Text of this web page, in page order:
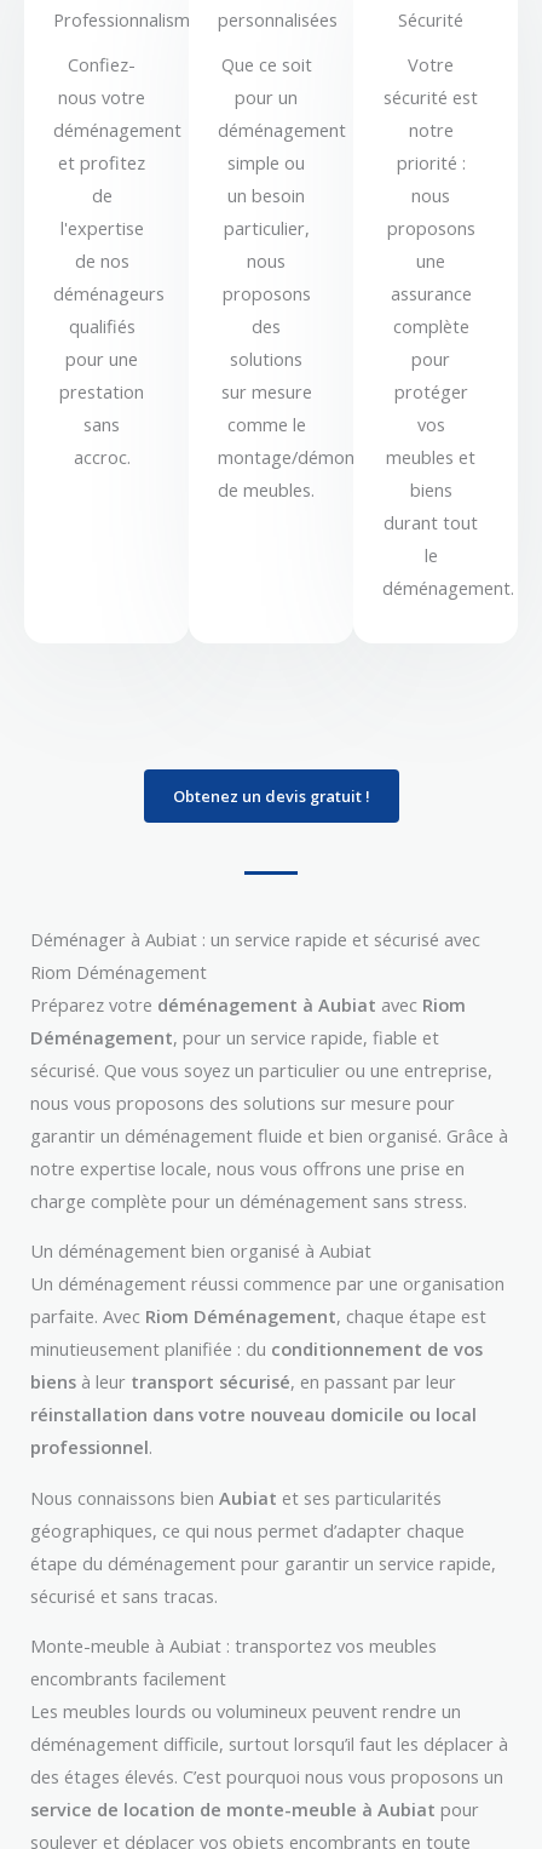
Professionnalisme
Confiez-
nous votre
déménagement
et profitez
de
l'expertise
de nos
déménageurs
qualifiés
pour une
prestation
sans
accroc.
personnalisées
Que ce soit
pour un
déménagement
simple ou
un besoin
particulier,
nous
proposons
des
solutions
sur mesure
comme le
montage/démontage
de meubles.
Sécurité
Votre
sécurité est
notre
priorité :
nous
proposons
une
assurance
complète
pour
protéger
vos
meubles et
biens
durant tout
le
déménagement.
Obtenez un devis gratuit !
Déménager à Aubiat : un service rapide et sécurisé avec
Riom Déménagement
Préparez votre déménagement à Aubiat avec Riom
Déménagement, pour un service rapide, fiable et
sécurisé. Que vous soyez un particulier ou une entreprise,
nous vous proposons des solutions sur mesure pour
garantir un déménagement fluide et bien organisé. Grâce à
notre expertise locale, nous vous offrons une prise en
charge complète pour un déménagement sans stress.
Un déménagement bien organisé à Aubiat
Un déménagement réussi commence par une organisation
parfaite. Avec Riom Déménagement, chaque étape est
minutieusement planifiée : du conditionnement de vos
biens à leur transport sécurisé, en passant par leur
réinstallation dans votre nouveau domicile ou local
professionnel.
Nous connaissons bien Aubiat et ses particularités
géographiques, ce qui nous permet d’adapter chaque
étape du déménagement pour garantir un service rapide,
sécurisé et sans tracas.
Monte-meuble à Aubiat : transportez vos meubles
encombrants facilement
Les meubles lourds ou volumineux peuvent rendre un
déménagement difficile, surtout lorsqu’il faut les déplacer à
des étages élevés. C’est pourquoi nous vous proposons un
service de location de monte-meuble à Aubiat pour
soulever et déplacer vos objets encombrants en toute